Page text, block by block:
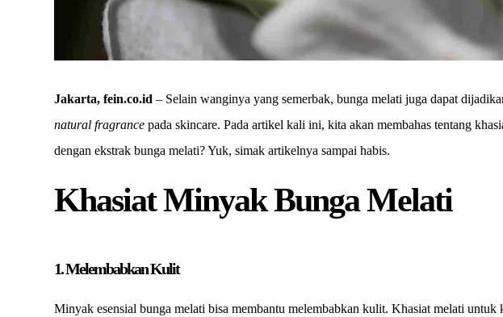
Jakarta, fein.co.id– Selain wanginya yang semerbak, bunga melati juga dapat
natural fragrance pada skincare. Pada artikel kali ini, kita akan membahas tentang
dengan ekstrak bunga melati? Yuk, simak artikelnya sampai habis.
Khasiat Minyak Bunga Melati
1. Melembabkan Kulit
Minyak esensial bunga melati bisa membantu melembabkan kulit. Khasiat melati